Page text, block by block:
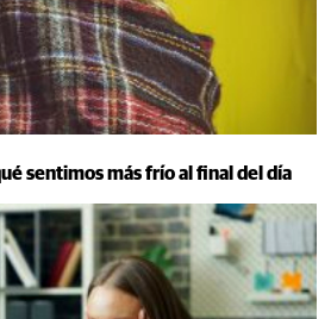
sentimos más frío al final del día